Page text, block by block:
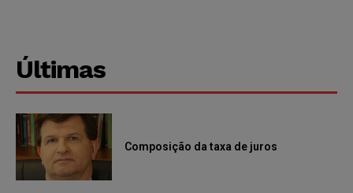
Últimas
Composição da taxa de juros